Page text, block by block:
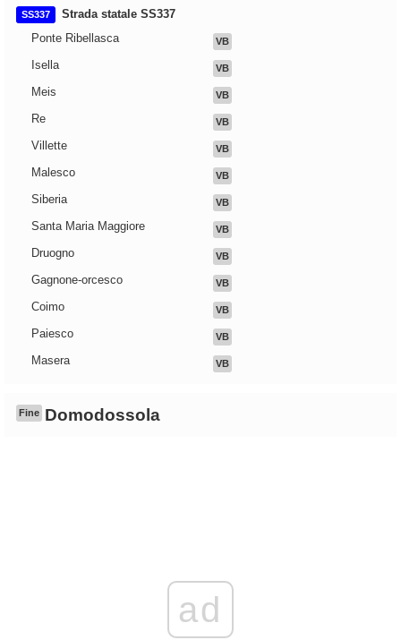
SS337
Strada statale SS337
Ponte Ribellasca
VB
Isella VB
Meis VB
Re VB
Villette VB
Malesco VB
Siberia VB
Santa Maria Maggiore VB
Druogno VB
Gagnone-orcesco VB
Coimo VB
Paiesco VB
Masera VB
Fine Domodossola
ad